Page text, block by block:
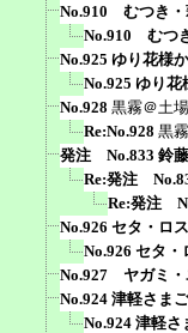
No.910 むつき・
No.910 むつ
No.925 ゆり花様
No.925 ゆり
No.928 黒霧＠土
Re:No.928 黒
発注 No.833 鈴
Re:発注
Re:発注
No.926 セタ・ロ
No.926 セタ
No.927 ヤガミ・
No.924 津軽さま
No.924 津軽さ